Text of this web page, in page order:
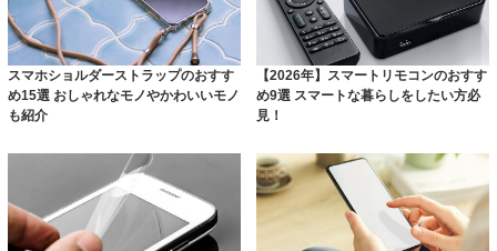
スマホショルダーストラップのおすす
め15選 おしゃれなモノやかわいいモノ
も紹介
【2026年】スマートリモコンのおすす
め9選 スマートな暮らしをしたい方必
見！